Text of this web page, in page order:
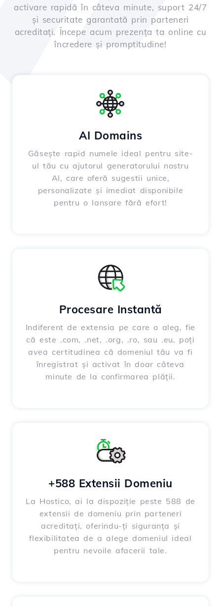
activare rapidă în câteva minute, suport 24/7
și securitate garantată prin parteneri
acreditați. Începe acum prezența ta online cu
încredere și promptitudine!
AI Domains
Găsește rapid numele ideal pentru site-
ul tău cu ajutorul generatorului nostru
AI, care oferă sugestii unice,
personalizate și imediat disponibile
pentru o lansare fără efort!
Procesare Instantă
Indiferent de extensia pe care o aleg, fie
că este .com, .net, .org, .ro, sau .eu, poți
avea certitudinea că domeniul tău va fi
înregistrat și activat în doar câteva
minute de la confirmarea plății.
+588 Extensii Domeniu
La Hostico, ai la dispoziție peste 588 de
extensii de domeniu prin parteneri
acreditați, oferindu-ți siguranța și
flexibilitatea de a alege domeniul ideal
pentru nevoile afacerii tale.